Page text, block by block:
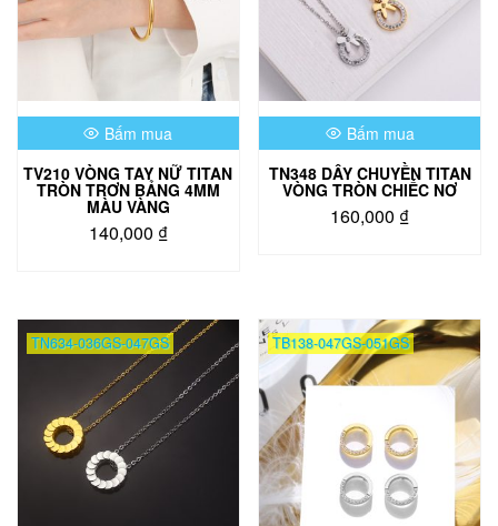
Bấm mua
TV210 VÒNG TAY NỮ TITAN
TRÒN TRƠN BẢNG 4MM
MÀU VÀNG
140,000 ₫
có
nhiều
biến
thể.
Các
tùy
chọn
Bấm mua
TN348 DÂY CHUYỀN TITAN
VÒNG TRÒN CHIẾC NƠ
160,000 ₫
nhiều
biến
thể.
tùy
chọn
có
thể
được
TN634-036GS-047GS TB138-047GS-051GS